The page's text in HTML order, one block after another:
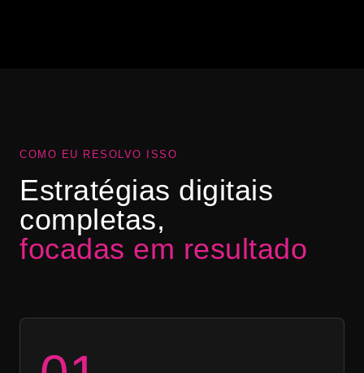
COMO EU RESOLVO ISSO
Estratégias digitais
completas,
focadas em resultado